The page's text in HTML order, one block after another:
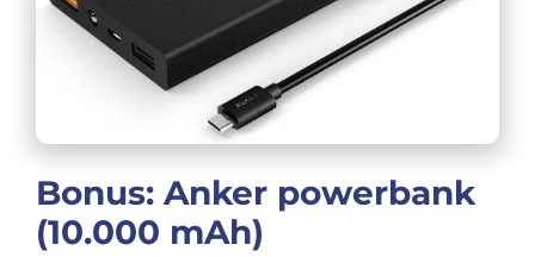
Bonus: Anker powerbank
(10.000 mAh)